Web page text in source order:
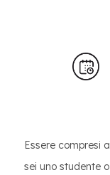
Essere compresi
sei uno studente